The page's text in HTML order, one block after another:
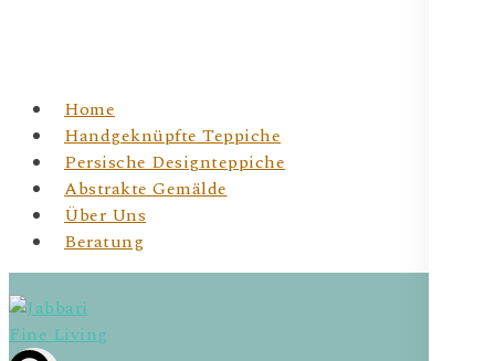
Home
Handgeknüpfte Teppiche
Persische Designteppiche
Abstrakte Gemälde
Über Uns
Beratung